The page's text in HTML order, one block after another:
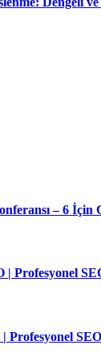
– 6 İçin
| Profesyonel
Profesyonel